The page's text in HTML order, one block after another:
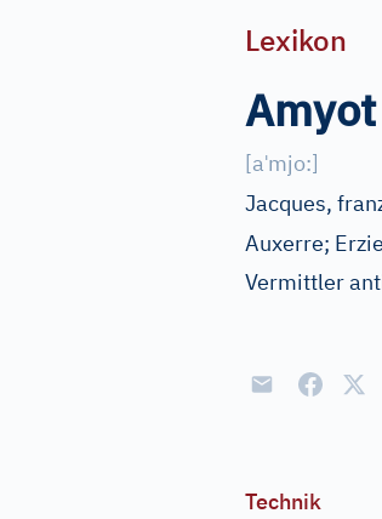
Lexikon
Amyot
[aˈmjo:]
Jacques,
Auxerre;
Vermittler
Technik